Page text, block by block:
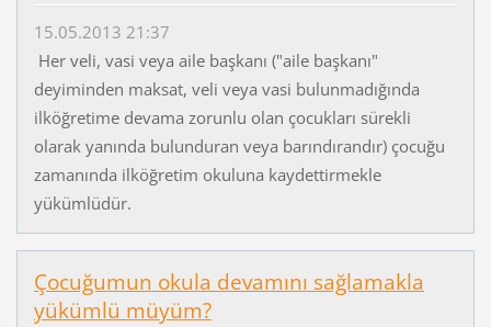
15.05.2013 21:37
Her veli, vasi veya aile başkanı ("aile başkanı"
deyiminden maksat, veli veya vasi bulunmadığında
ilköğretime devama zorunlu olan çocukları sürekli
olarak yanında bulunduran veya barındırandır) çocuğu
zamanında ilköğretim okuluna kaydettirmekle
yükümlüdür.
Çocuğumun okula devamını sağlamakla
yükümlü müyüm?